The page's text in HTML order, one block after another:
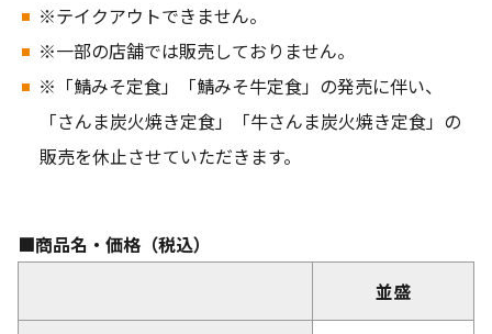
※テイクアウトできません。
※一部の店舗では販売しておりません。
※「鯖みそ定食」「鯖みそ牛定食」の発売に伴い、
「さんま炭火焼き定食」「牛さんま炭火焼き定食」の
販売を休止させていただきます。
■商品名・価格（税込）
並盛